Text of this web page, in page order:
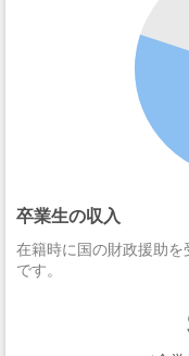
卒業生の収入
在籍時に国の財政援助
です。